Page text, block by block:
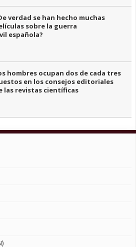
verdad se han hecho muchas
sobre la guerra
española?
hombres ocupan dos de cada tres
en los consejos editoriales
las revistas científicas